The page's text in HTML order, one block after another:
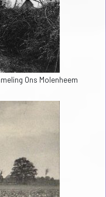
Ons Molenheem